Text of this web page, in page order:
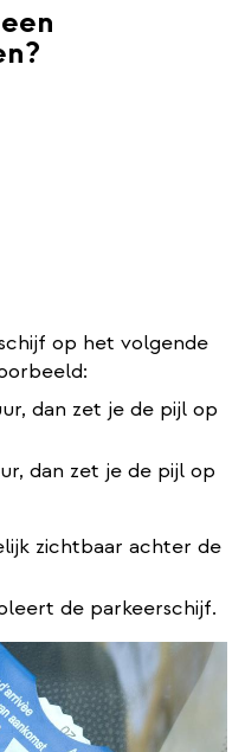
op het volgende
dan zet je de pijl op
dan zet je de pijl op
zichtbaar achter de
de parkeerschijf.